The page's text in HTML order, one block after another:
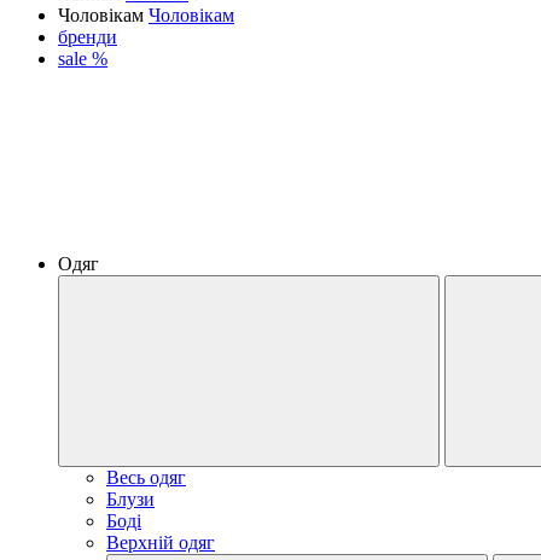
Чоловікам Чоловікам
бренди
sale %
Одяг
Весь одяг
Блузи
Боді
Верхній одяг